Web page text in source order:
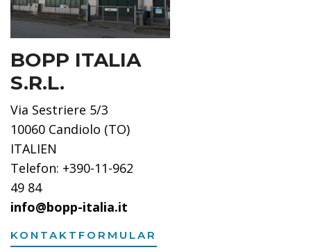
BOPP ITALIA
S.R.L.
Via Sestriere 5/3
10060 Candiolo (TO)
ITALIEN
Telefon: +390-11-962
49 84
info@bopp-italia.it
KONTAKTFORMULAR